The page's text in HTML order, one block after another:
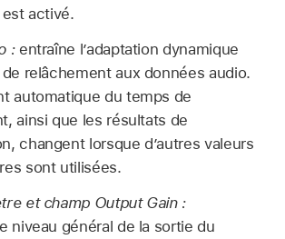
est activé.
: entraîne l’adaptation dynamique
relâchement aux données audio.
automatique du temps de
ainsi que les résultats de
changent lorsque d’autres valeurs
sont utilisées.
et champ Output Gain :
niveau général de la sortie du